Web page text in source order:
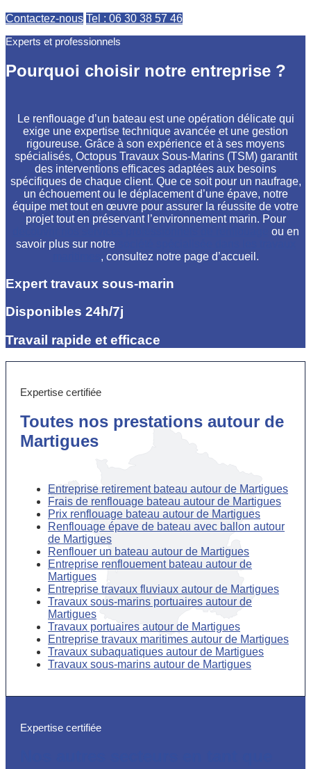
Contactez-nous Tel : 06 30 38 57 46
Experts et professionnels
Pourquoi choisir notre entreprise ?
Le renflouage d’un bateau est une opération délicate qui
exige une expertise technique avancée et une gestion
rigoureuse. Grâce à son expérience et à ses moyens
spécialisés, Octopus Travaux Sous-Marins (TSM) garantit
des interventions efficaces adaptées aux besoins
spécifiques de chaque client. Que ce soit pour un naufrage,
un échouement ou le déplacement d’une épave, notre
équipe met tout en œuvre pour assurer la réussite de votre
projet tout en préservant l’environnement marin. Pour
ou en
savoir plus sur notre
, consultez notre page d’accueil.
Expert travaux sous-marin
Disponibles 24h/7j
Travail rapide et efficace
Expertise certifiée
Toutes nos prestations autour de
Martigues
Entreprise retirement bateau autour de Martigues
Frais de renflouage bateau autour de Martigues
Prix renflouage bateau autour de Martigues
Renflouage épave de bateau avec ballon autour
de Martigues
Renflouer un bateau autour de Martigues
Entreprise renflouement bateau autour de
Martigues
Entreprise travaux fluviaux autour de Martigues
Travaux sous-marins portuaires autour de
Martigues
Travaux portuaires autour de Martigues
Entreprise travaux maritimes autour de Martigues
Travaux subaquatiques autour de Martigues
Travaux sous-marins autour de Martigues
Expertise certifiée